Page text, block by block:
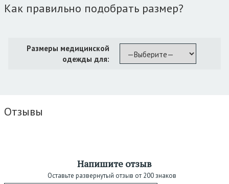
Как правильно подобрать размер?
Размеры медицинской
одежды для:
Отзывы
Напишите отзыв
Оставьте развернутый отзыв от 200 знаков